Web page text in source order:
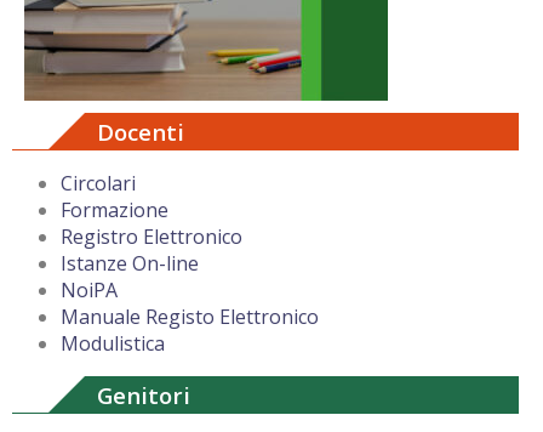
Docenti
Circolari
Formazione
Registro Elettronico
Istanze On-line
NoiPA
Manuale Registo Elettronico
Modulistica
Genitori